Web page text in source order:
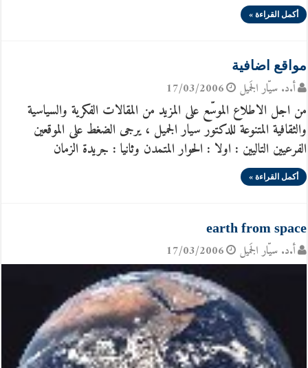
أكمل القراءة »
مواقع اضافية
أ.د. سيّار الجَميل 17/03/2006
من اجل الاطلاع الموسّع على المزيد من المقالات الفكرية والسياسية
والثقافية المتنوعة للدكتور سيار الجميل ، يرجى الضغط على الموقعين
الفرعيين التاليين : اولا : الحوار المتمدن وثانيا : جريدة الزمان
أكمل القراءة »
earth from space
أ.د. سيّار الجَميل 17/03/2006